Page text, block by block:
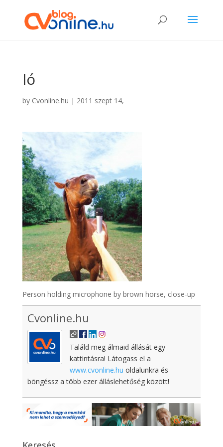
ló
by Cvonline.hu | 2011 szept 14,
Person holding microphone by brown horse, close-up
Cvonline.hu
Találd meg álmaid állását egy
kattintásra! Látogass el a
www.cvonline.hu oldalunkra és
böngéssz a több ezer álláslehetőség között!